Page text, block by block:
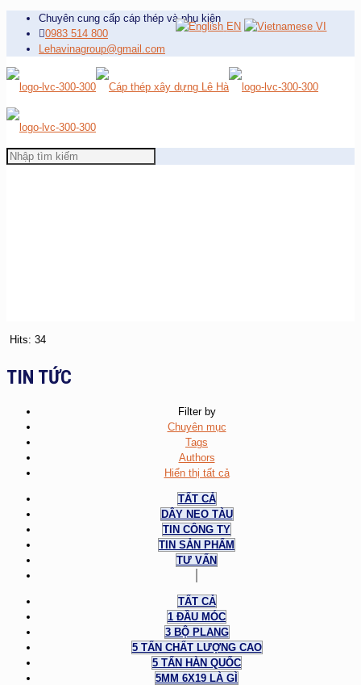
Chuyên cung cấp cáp thép và phụ kiện
0983 514 800
Lehavinagroup@gmail.com
Hits: 34
TIN TỨC
Filter by
Chuyên mục
Tags
Authors
Hiển thị tất cả
TẤT CẢ
DÂY NEO TÀU
TIN CÔNG TY
TIN SẢN PHẨM
TƯ VẤN
TẤT CẢ
1 ĐẦU MÓC
3 BỘ PLANG
5 TẤN CHẤT LƯỢNG CAO
5 TẤN HÀN QUỐC
5MM 6X19 LÀ GÌ
EN VI